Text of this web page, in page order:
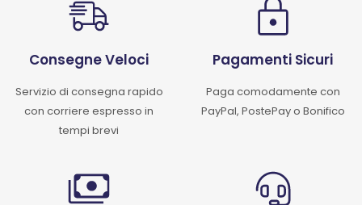
Consegne Veloci
Servizio di consegna rapido
con corriere espresso in
tempi brevi
Pagamenti Sicuri
Paga comodamente con
PayPal, PostePay o Bonifico